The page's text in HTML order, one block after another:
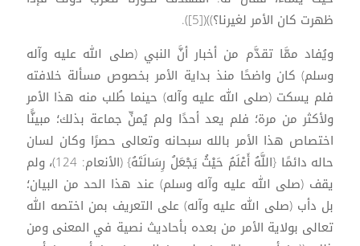
ظهرت كان الأمر لغيرنا؟))([5]).
ويُفاد ممَّا تقدَّم من أخبار أنَّ النبي (صلى الله عليه وآله
وسلم) كان واضحًا منذ بداية الأمر بخصوص مسألة خلافته
فلم يسكت (صلى الله عليه وآله) حينما طُلب منه هذا الأمر
ولأكثر من مرة؛ فلم يعد أحدًا ولم يُمنِّ جماعة بذلك؛ مبينًّا
اختصاص هذا الأمر بالله سبحانه وتعالى حصرًا وكان لسان
حاله دائمًا {اللَّهُ أَعْلَمُ حَيْثُ يَجْعَلُ رِسَالَتَهُ} (الأنعام: 124)، ولم
يقف (صلى الله عليه وآله وسلم) عند هذا الحد من البيان؛
بل دأب (صلى الله عليه وآله) على التعريف بمن اختصه الله
تعالى بولاية الأمر من بعده بأحاديث نصية في المعنى ومن